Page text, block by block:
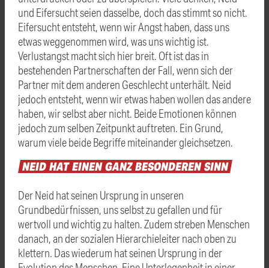
und Eifersucht seien dasselbe, doch das stimmt so nicht.
Eifersucht entsteht, wenn wir Angst haben, dass uns
etwas weggenommen wird, was uns wichtig ist.
Verlustangst macht sich hier breit. Oft ist das in
bestehenden Partnerschaften der Fall, wenn sich der
Partner mit dem anderen Geschlecht unterhält. Neid
jedoch entsteht, wenn wir etwas haben wollen das andere
haben, wir selbst aber nicht. Beide Emotionen können
jedoch zum selben Zeitpunkt auftreten. Ein Grund,
warum viele beide Begriffe miteinander gleichsetzen.
NEID HATEINENGANZBESONDERENSINN
Der Neid hat seinen Ursprung in unseren
Grundbedürfnissen, uns selbst zu gefallen und für
wertvoll und wichtig zu halten. Zudem streben Menschen
danach, an der sozialen Hierarchieleiter nach oben zu
klettern. Das wiederum hat seinen Ursprung in der